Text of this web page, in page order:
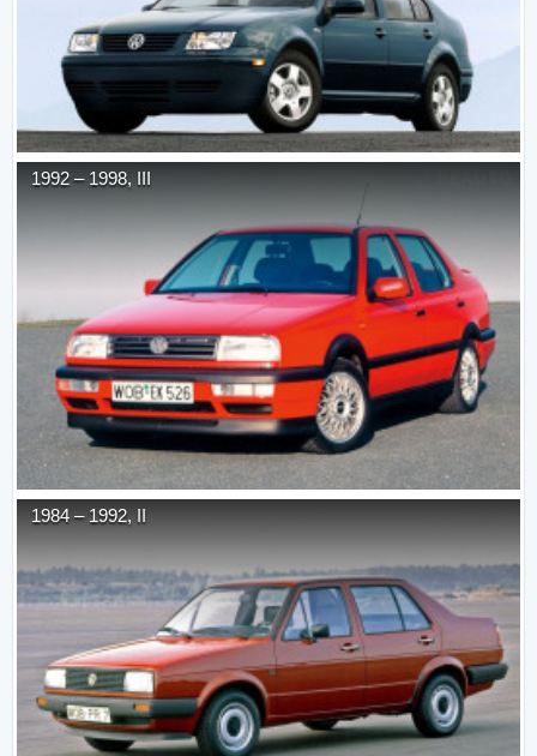
1992 – 1998, III
1984 – 1992, II